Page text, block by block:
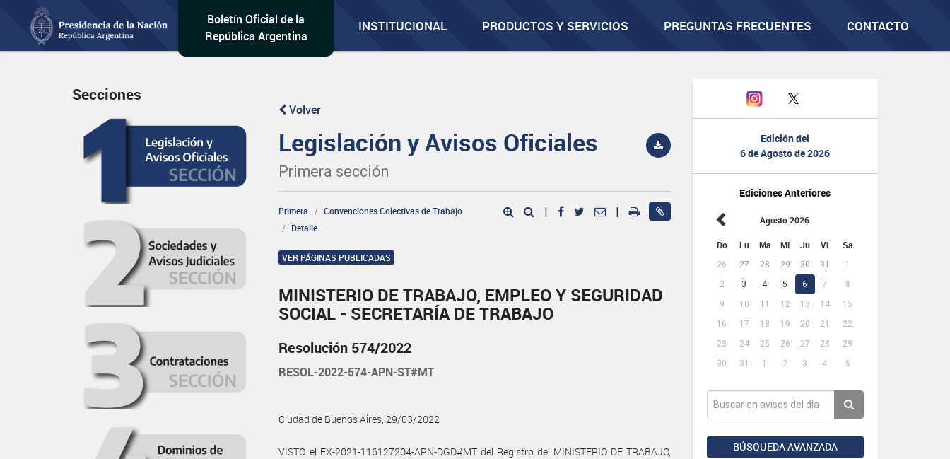
Boletín Oficial de la
República Argentina
INSTITUCIONAL PRODUCTOS Y SERVICIOS PREGUNTAS FRECUENTES CONTACTO
Edición del
6 de Agosto de 2026
Ediciones Anteriores
Agosto 2026
Do Lu Ma Mi Ju Vi Sa
26 27 28 29 30 31
1
2
3 4 5 6 7
8
9
10 11 12 13 14
15
16
17 18 19 20 21
22
23
24 25 26 27 28
29
30
31 1 2 3 4 5
BÚSQUEDA AVANZADA
Secciones
Volver
Legislación y Avisos Oficiales
Primera sección
Primera
Convenciones Colectivas de Trabajo
Detalle
| |
VER PÁGINAS PUBLICADAS
MINISTERIO DE TRABAJO, EMPLEO Y SEGURIDAD
SOCIAL - SECRETARÍA DE TRABAJO
Resolución 574/2022
RESOL-2022-574-APN-ST#MT
Ciudad de Buenos Aires, 29/03/2022
VISTO el EX-2021-116127204-APN-DGD#MT del Registro del MINISTERIO DE TRABAJO,